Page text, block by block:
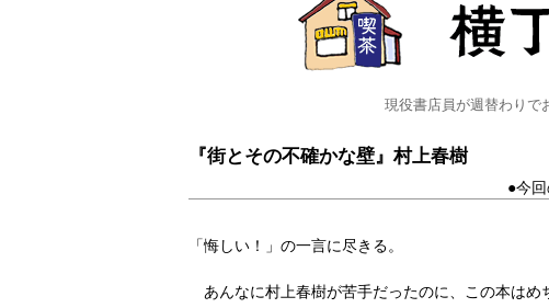
現役書店員が週替わりで
『街とその不確かな壁』村上春樹
●今
「悔しい！」の一言に尽きる。
あんなに村上春樹が苦手だったのに、この本はめ